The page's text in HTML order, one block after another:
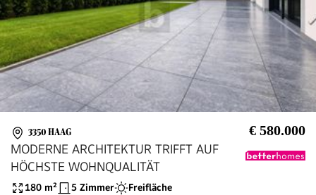
3350 HAAG € 580.000
MODERNE ARCHITEKTUR TRIFFT AUF
HÖCHSTE WOHNQUALITÄT
180 m² 5 Zimmer Freifläche